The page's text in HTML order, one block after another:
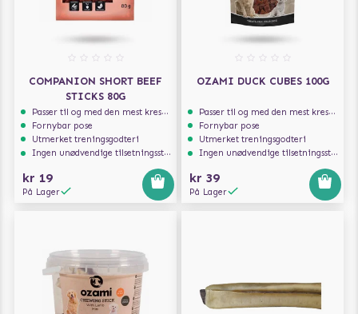
COMPANION SHORT BEEF
STICKS 80G
Passer til og med den mest kresne hunden
Fornybar pose
Utmerket treningsgodteri
Ingen unødvendige tilsetningsstoffer
kr 19
På Lager
OZAMI DUCK CUBES 100G
Passer til og med den mest kresne hunden
Fornybar pose
Utmerket treningsgodteri
Ingen unødvendige tilsetningsstoffer
kr 39
På Lager